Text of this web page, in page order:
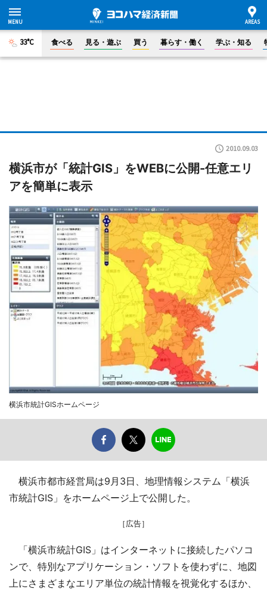
33°C 食べる 見る・遊ぶ 買う 暮らす・働く 学ぶ・知る
2010.09.03
横浜市が「統計GIS」をWEBに公開-任意エリ
アを簡単に表示
横浜市統計GISホームページ
横浜市都市経営局は9月3日、地理情報システム「横浜
市統計GIS」をホームページ上で公開した。
［広告］
「横浜市統計GIS」はインターネットに接続したパソコ
ンで、特別なアプリケーション・ソフトを使わずに、地図
上にさまざまなエリア単位の統計情報を視覚化するほか、